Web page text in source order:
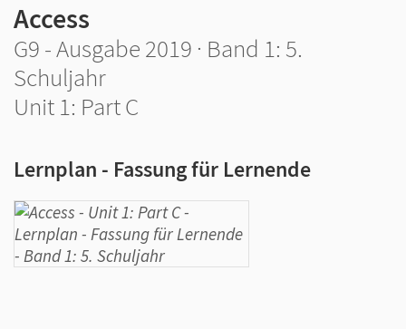
Access
G9 - Ausgabe 2019 · Band 1: 5.
Schuljahr
Unit 1: Part C
Lernplan - Fassung für Lernende